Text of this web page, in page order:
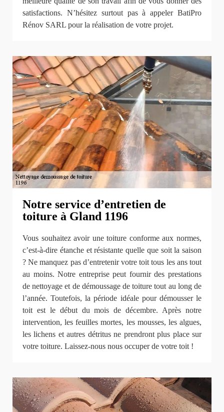
satisfactions. N’hésitez surtout pas à appeler BatiPro
Rénov SARL pour la réalisation de votre projet.
Notre service d’entretien de
toiture à Gland 1196
Vous souhaitez avoir une toiture conforme aux normes,
c’est-à-dire étanche et résistante quelle que soit la saison
? Ne manquez pas d’entretenir votre toit tous les ans tout
au moins. Notre entreprise peut fournir des prestations
de nettoyage et de démoussage de toiture tout au long de
l’année. Toutefois, la période idéale pour démousser le
toit est le début du mois de décembre. Après notre
intervention, les feuilles mortes, les mousses, les algues,
les lichens et autres détritus ne prendront plus place sur
votre toiture. Laissez-nous nous occuper de votre toit !